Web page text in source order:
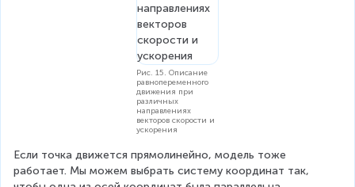
a
t
r
a
=
\
Рис. 15. Описание
равнопеременного
движения при
различных
направлениях
векторов скорости и
ускорения
Если точка движется прямолинейно, модель тоже
работает. Мы можем выбрать систему координат так,